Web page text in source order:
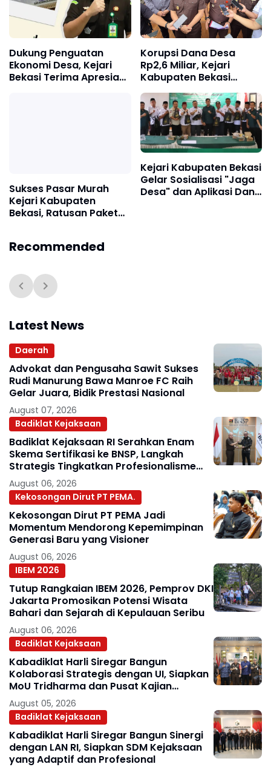
Dukung Penguatan
Ekonomi Desa, Kejari
Bekasi Terima Apresiasi
Korupsi Dana Desa
Rp2,6 Miliar, Kejari
Kabupaten Bekasi
Tetapkan Empat
Tersangka langsung
Dijebloskan ke Rutan
Sukses Pasar Murah
Kejari Kabupaten
Bekasi, Ratusan Paket
Kejari Kabupaten Bekasi
Gelar Sosialisasi "Jaga
Desa" dan Aplikasi Dana
Recommended
Latest News
Daerah
Advokat dan Pengusaha Sawit Sukses
Rudi Manurung Bawa Manroe FC Raih
Gelar Juara, Bidik Prestasi Nasional
August 07, 2026
Badiklat Kejaksaan
Badiklat Kejaksaan RI Serahkan Enam
Skema Sertifikasi ke BNSP, Langkah
Strategis Tingkatkan Profesionalisme
Jaksa
August 06, 2026
Kekosongan Dirut PT PEMA.
Kekosongan Dirut PT PEMA Jadi
Momentum Mendorong Kepemimpinan
Generasi Baru yang Visioner
August 06, 2026
IBEM 2026
Tutup Rangkaian IBEM 2026, Pemprov DKI
Jakarta Promosikan Potensi Wisata
Bahari dan Sejarah di Kepulauan Seribu
August 06, 2026
Badiklat Kejaksaan
Kabadiklat Harli Siregar Bangun
Kolaborasi Strategis dengan UI, Siapkan
MoU Tridharma dan Pusat Kajian
Kejaksaan
August 05, 2026
Badiklat Kejaksaan
Kabadiklat Harli Siregar Bangun Sinergi
dengan LAN RI, Siapkan SDM Kejaksaan
yang Adaptif dan Profesional